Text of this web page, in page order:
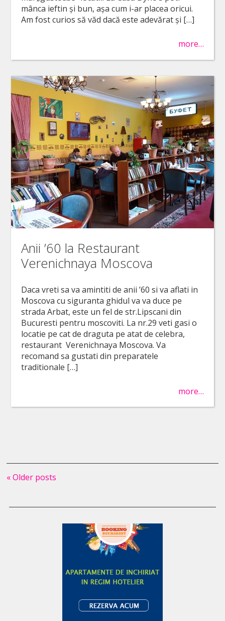
mânca ieftin și bun, așa cum i-ar placea oricui.
Am fost curios să văd dacă este adevărat și […]
more…
Anii ’60 la Restaurant
Verenichnaya Moscova
Daca vreti sa va amintiti de anii ’60 si va aflati in
Moscova cu siguranta ghidul va va duce pe
strada Arbat, este un fel de str.Lipscani din
Bucuresti pentru moscoviti. La nr.29 veti gasi o
locatie pe cat de draguta pe atat de celebra,
restaurant Verenichnaya Moscova. Va
recomand sa gustati din preparatele
traditionale […]
more…
« Older posts